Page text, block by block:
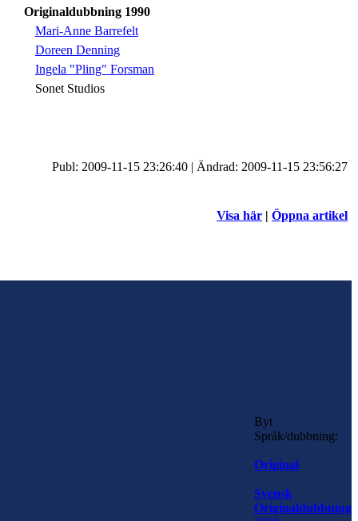
Originaldubbning 1990
Mari-Anne Barrefelt
Doreen Denning
Ingela "Pling" Forsman
Sonet Studios
Publ: 2009-11-15 23:26:40 | Ändrad: 2009-11-15 23:56:27
Visa här | Öppna artikel
Byt
Språk/dubbning:
Original
Svensk
Originaldubbning